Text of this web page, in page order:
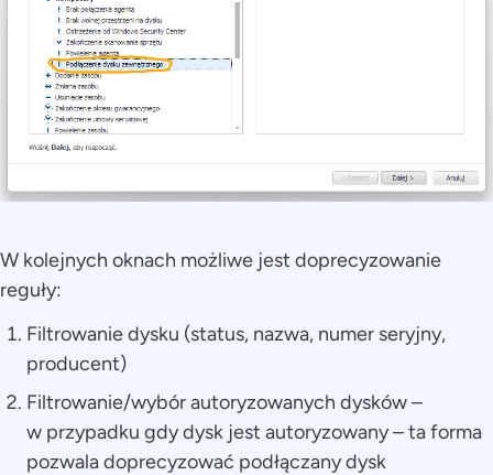
W kolejnych oknach możliwe jest doprecyzowanie
reguły:
Filtrowanie dysku (status, nazwa, numer seryjny,
producent)
Filtrowanie/wybór autoryzowanych dysków –
w przypadku gdy dysk jest autoryzowany – ta forma
pozwala doprecyzować podłączany dysk